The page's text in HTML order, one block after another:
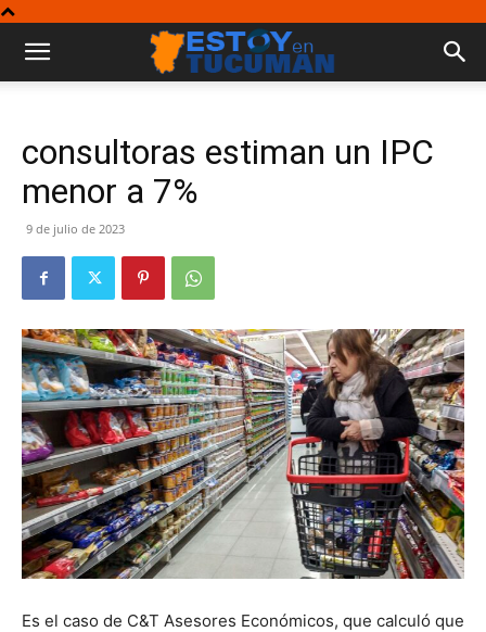
consultoras estiman un IPC
menor a 7%
9 de julio de 2023
Es el caso de C&T Asesores Económicos, que calculó que